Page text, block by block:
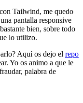
Tailwind, me quedo
pantalla responsive
bien, sobre todo
lo utilizo.
Aquí os dejo el repo
Yo os animo a que le
palabra de